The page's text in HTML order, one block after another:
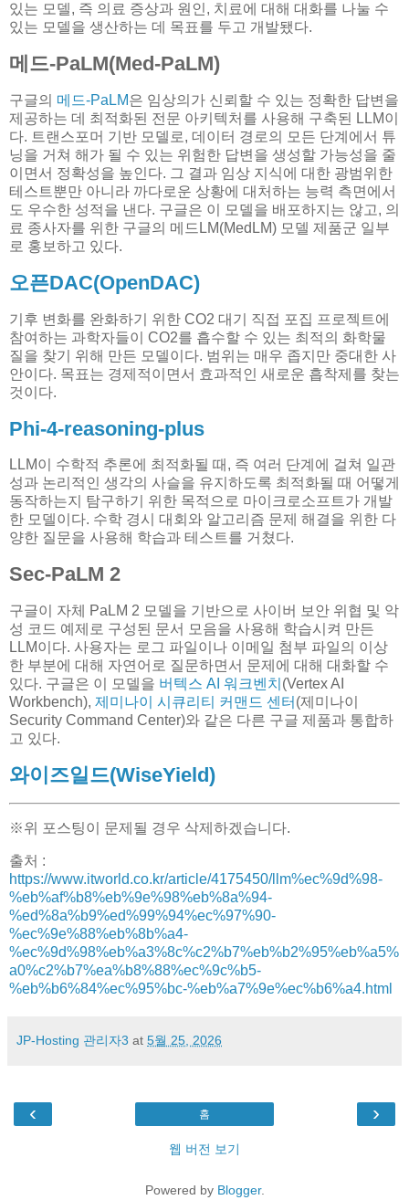
있는 모델, 즉 의료 증상과 원인, 치료에 대해 대화를 나눌 수
있는 모델을 생산하는 데 목표를 두고 개발됐다.
메드-PaLM(Med-PaLM)
구글의 메드-PaLM은 임상의가 신뢰할 수 있는 정확한 답변을
제공하는 데 최적화된 전문 아키텍처를 사용해 구축된 LLM이
다. 트랜스포머 기반 모델로, 데이터 경로의 모든 단계에서 튜
닝을 거쳐 해가 될 수 있는 위험한 답변을 생성할 가능성을 줄
이면서 정확성을 높인다. 그 결과 임상 지식에 대한 광범위한
테스트뿐만 아니라 까다로운 상황에 대처하는 능력 측면에서
도 우수한 성적을 낸다. 구글은 이 모델을 배포하지는 않고, 의
료 종사자를 위한 구글의 메드LM(MedLM) 모델 제품군 일부
로 홍보하고 있다.
오픈DAC(OpenDAC)
기후 변화를 완화하기 위한 CO2 대기 직접 포집 프로젝트에
참여하는 과학자들이 CO2를 흡수할 수 있는 최적의 화학물
질을 찾기 위해 만든 모델이다. 범위는 매우 좁지만 중대한 사
안이다. 목표는 경제적이면서 효과적인 새로운 흡착제를 찾는
것이다.
Phi-4-reasoning-plus
LLM이 수학적 추론에 최적화될 때, 즉 여러 단계에 걸쳐 일관
성과 논리적인 생각의 사슬을 유지하도록 최적화될 때 어떻게
동작하는지 탐구하기 위한 목적으로 마이크로소프트가 개발
한 모델이다. 수학 경시 대회와 알고리즘 문제 해결을 위한 다
양한 질문을 사용해 학습과 테스트를 거쳤다.
Sec-PaLM 2
구글이 자체 PaLM 2 모델을 기반으로 사이버 보안 위협 및 악
성 코드 예제로 구성된 문서 모음을 사용해 학습시켜 만든
LLM이다. 사용자는 로그 파일이나 이메일 첨부 파일의 이상
한 부분에 대해 자연어로 질문하면서 문제에 대해 대화할 수
있다. 구글은 이 모델을 버텍스 AI 워크벤치 (Vertex AI
Workbench), 제미나이 시큐리티 커맨드 센터 (제미나이
Security Command Center)와 같은 다른 구글 제품과 통합하
고 있다.
와이즈일드(WiseYield)
※위 포스팅이 문제될 경우 삭제하겠습니다.
출처 :
https://www.itworld.co.kr/article/4175450/llm%ec%9d%98-
%eb%af%b8%eb%9e%98%eb%8a%94-
%ed%8a%b9%ed%99%94%ec%97%90-
%ec%9e%88%eb%8b%a4-
%ec%9d%98%eb%a3%8c%c2%b7%eb%b2%95%eb%a5%
a0%c2%b7%ea%b8%88%ec%9c%b5-
%eb%b6%84%ec%95%bc-%eb%a7%9e%ec%b6%a4.html
JP-Hosting 관리자3 at 5월 25, 2026
‹ ›
홈
웹 버전 보기
Powered by Blogger.